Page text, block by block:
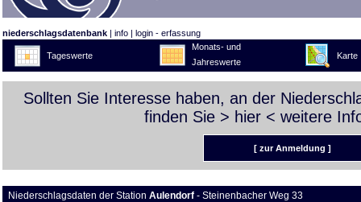
niederschlagsdatenbank | info | login - erfassung
Tageswerte
Monats- und
Jahreswerte
Karte
Sollten Sie Interesse haben, an der
finden Sie > hier < weitere
[ zur Anmeldung ]
Niederschlagsdaten der Station Aulendorf - Steinenbacher Weg 33